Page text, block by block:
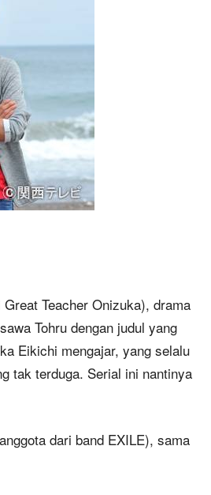
Teacher Onizuka), drama
Tohru dengan judul yang
Eikichi mengajar, yang selalu
tak terduga. Serial ini nantinya
dari band EXILE), sama